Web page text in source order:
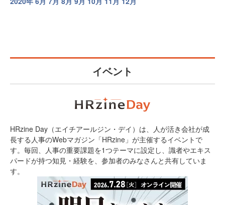
イベント
HRzine Day（エイチアールジン・デイ）は、人が活き会社が成
長する人事のWebマガジン「HRzine」が主催するイベントで
す。毎回、人事の重要課題を1つテーマに設定し、識者やエキス
パードが持つ知見・経験を、参加者のみなさんと共有していま
す。